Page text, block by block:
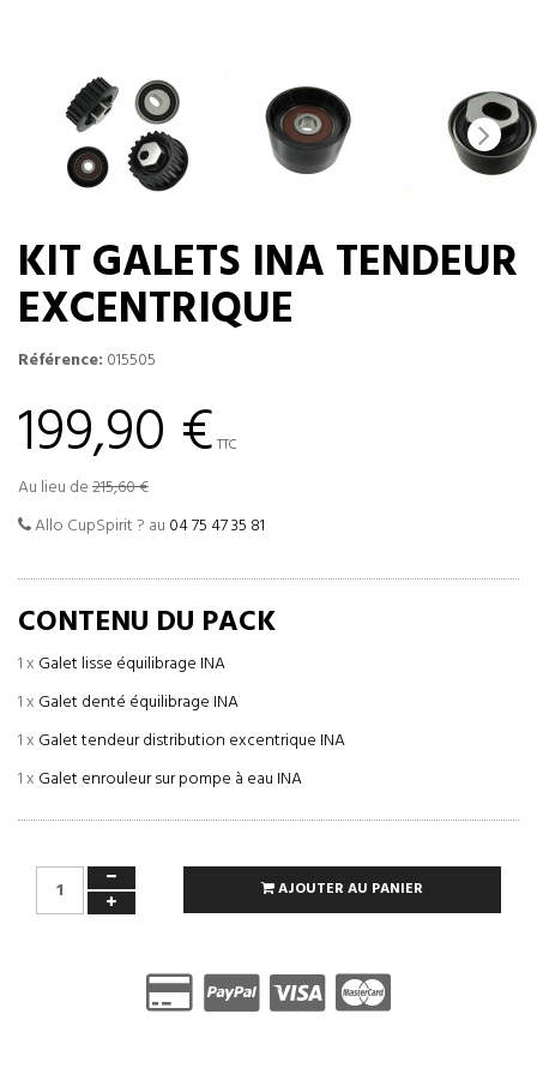
KIT GALETS INA TENDEUR
EXCENTRIQUE
Référence: 015505
199,90 € TTC
Au lieu de215,60 €
Allo CupSpirit ? au 04 75 47 35 81
CONTENU DU PACK
1 x Galet lisse équilibrage INA
1 x Galet denté équilibrage INA
1 x Galet tendeur distribution excentrique INA
1 x Galet enrouleur sur pompe à eau INA
AJOUTER AU PANIER